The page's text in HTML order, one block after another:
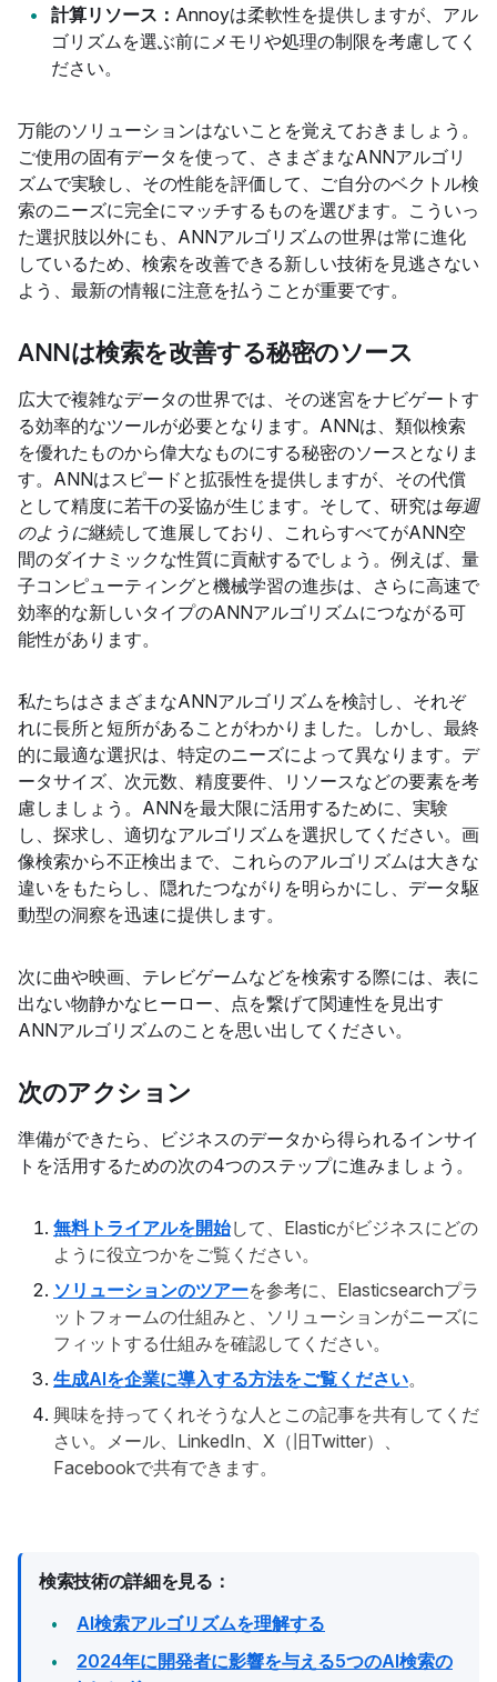
計算リソース： Annoyは柔軟性を提供しますが、アル
ゴリズムを選ぶ前にメモリや処理の制限を考慮してく
ださい。
万能のソリューションはないことを覚えておきましょう。
ご使用の固有データを使って、さまざまなANNアルゴリ
ズムで実験し、その性能を評価して、ご自分のベクトル検
索のニーズに完全にマッチするものを選びます。こういっ
た選択肢以外にも、ANNアルゴリズムの世界は常に進化
しているため、検索を改善できる新しい技術を見逃さない
よう、最新の情報に注意を払うことが重要です。
ANNは検索を改善する秘密のソース
広大で複雑なデータの世界では、その迷宮をナビゲートす
る効率的なツールが必要となります。ANNは、類似検索
を優れたものから偉大なものにする秘密のソースとなりま
す。ANNはスピードと拡張性を提供しますが、その代償
として精度に若干の妥協が生じます。そして、研究は毎週
のように継続して進展しており、これらすべてがANN空
間のダイナミックな性質に貢献するでしょう。例えば、量
子コンピューティングと機械学習の進歩は、さらに高速で
効率的な新しいタイプのANNアルゴリズムにつながる可
能性があります。
私たちはさまざまなANNアルゴリズムを検討し、それぞ
れに長所と短所があることがわかりました。
しかし、最終
的に最適な選択は、特定のニーズによって異なります。デ
ータサイズ、次元数、精度要件、リソースなどの要素を考
慮しましょう。ANNを最大限に活用するために、実験
し、探求し、適切なアルゴリズムを選択してください。画
像検索から不正検出まで、これらのアルゴリズムは大きな
違いをもたらし、隠れたつながりを明らかにし、データ駆
動型の洞察を迅速に提供します。
次に曲や映画、テレビゲームなどを検索する際には、表に
出ない物静かなヒーロー、点を繋げて関連性を見出す
ANNアルゴリズムのことを思い出してください。
次のアクション
準備ができたら、ビジネスのデータから得られるインサイ
トを活用するための次の4つのステップに進みましょう。
無料トライアルを開始して、Elasticがビジネスにどの
ように役立つかをご覧ください。
ソリューションのツアーを参考に、Elasticsearchプラ
ットフォームの仕組みと、ソリューションがニーズに
フィットする仕組みを確認してください。
生成AIを企業に導入する方法をご覧ください。
興味を持ってくれそうな人とこの記事を共有してくだ
さい。メール、LinkedIn、X（旧Twitter）、
Facebookで共有できます。
検索技術の詳細を見る：
AI検索アルゴリズムを理解する
2024年に開発者に影響を与える5つのAI検索の